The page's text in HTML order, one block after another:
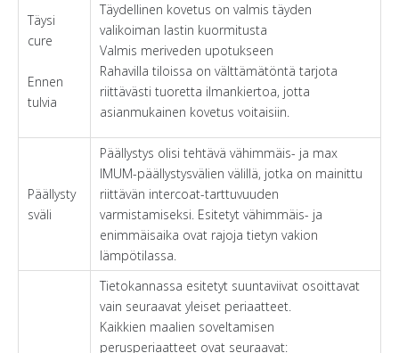
Täysi
cure
Ennen
tulvia
Täydellinen kovetus on valmis täyden
valikoiman lastin kuormitusta
Valmis meriveden upotukseen
Rahavilla tiloissa on välttämätöntä tarjota
riittävästi tuoretta ilmankiertoa, jotta
asianmukainen kovetus voitaisiin.
Päällysty
sväli
Päällystys olisi tehtävä vähimmäis- ja max
IMUM-päällystysvälien välillä, jotka on mainittu
riittävän intercoat-tarttuvuuden
varmistamiseksi. Esitetyt vähimmäis- ja
enimmäisaika ovat rajoja tietyn vakion
lämpötilassa.
Tietokannassa esitetyt suuntaviivat osoittavat
vain seuraavat yleiset periaatteet.
Kaikkien maalien soveltamisen
perusperiaatteet ovat seuraavat: